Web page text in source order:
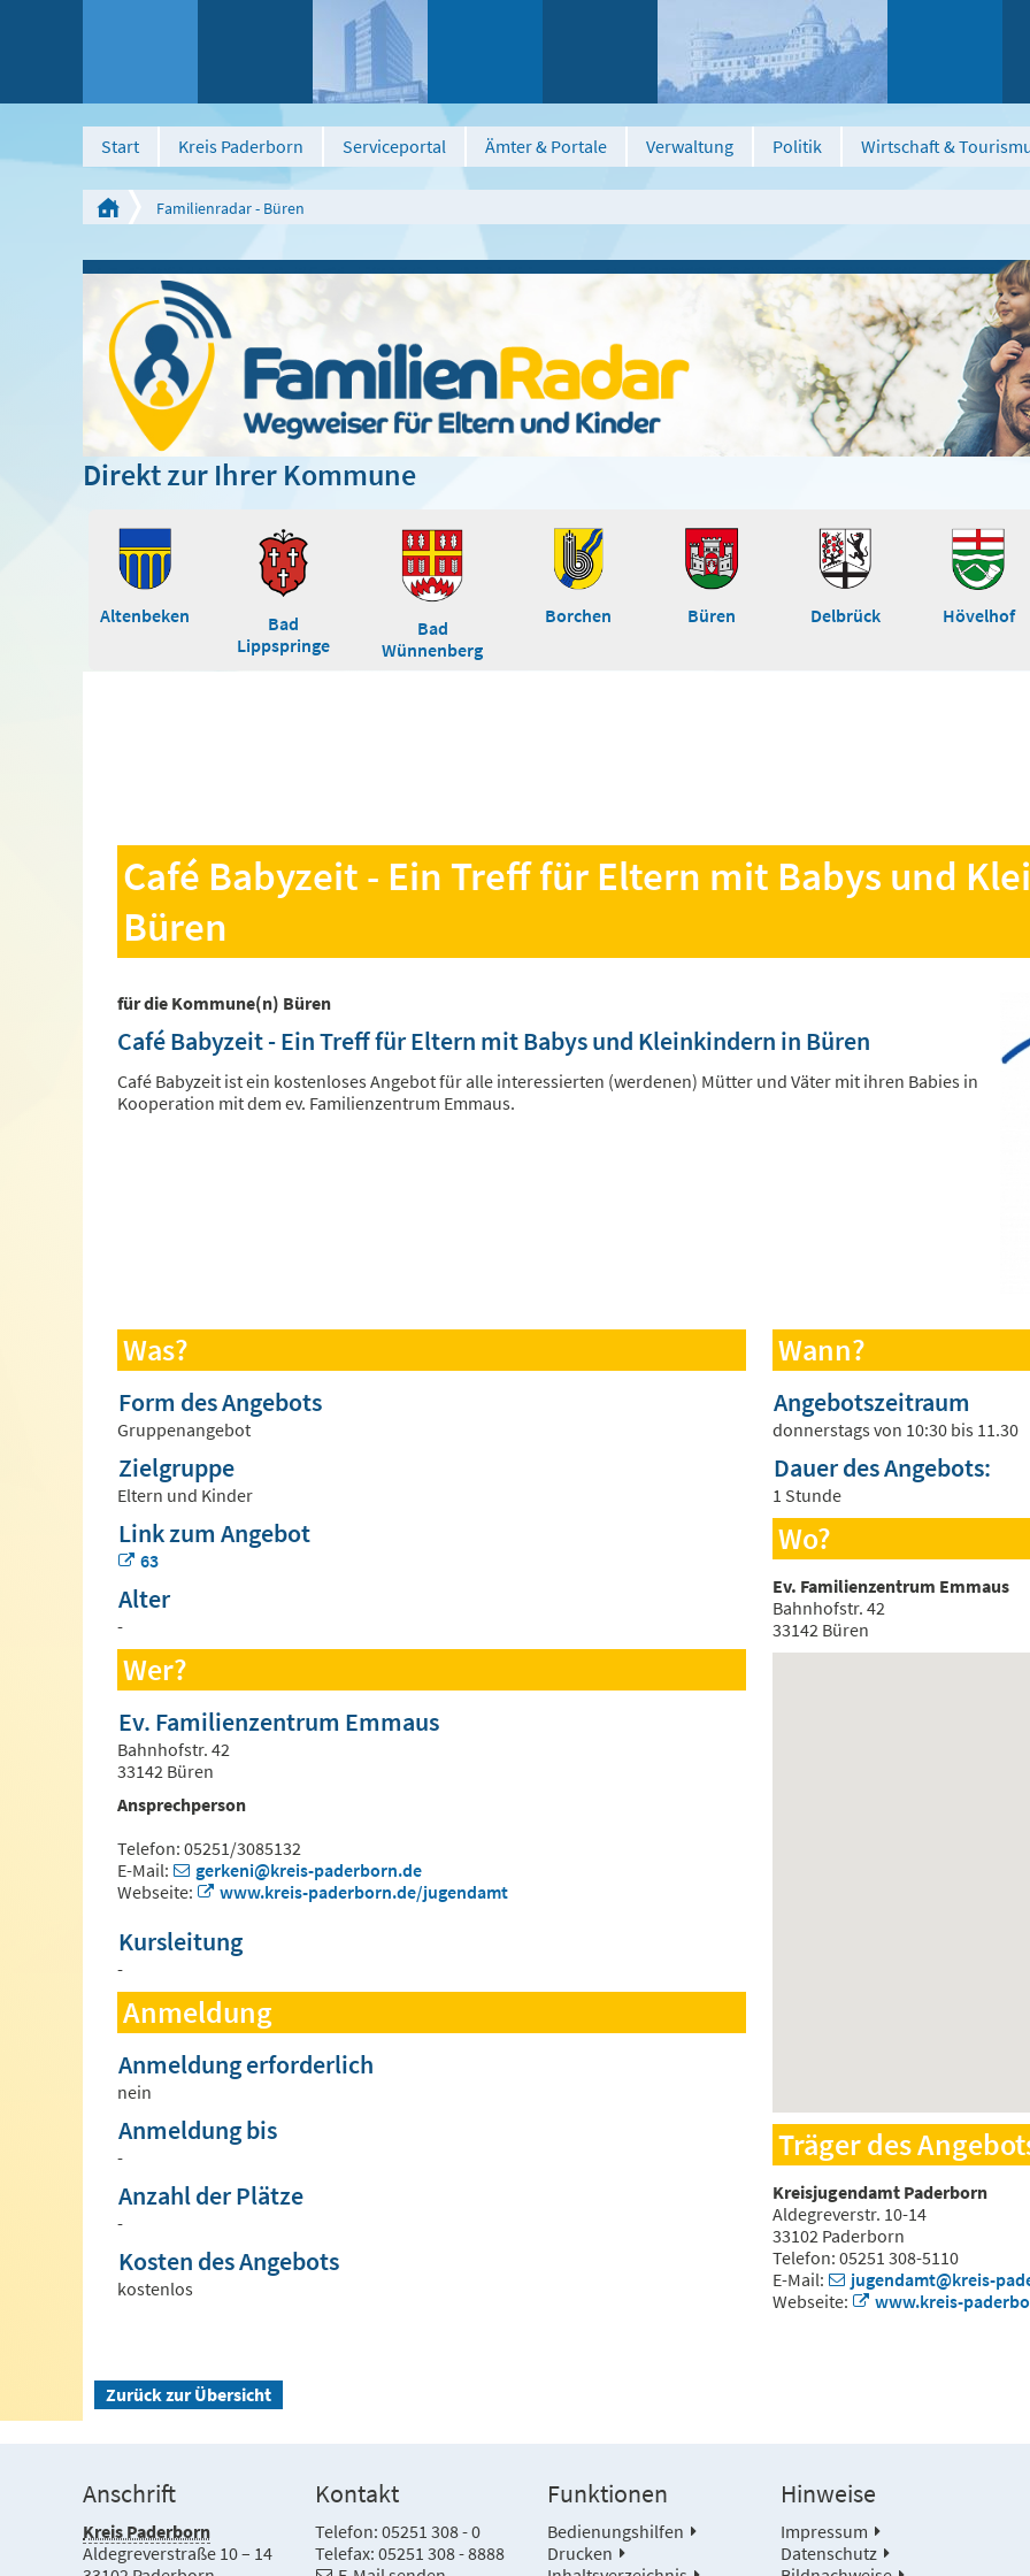
Start Kreis Paderborn Serviceportal Ämter & Portale Verwaltung Politik Wirtschaft &
Familienradar - Büren
Direkt zur Ihrer Kommune
Altenbeken
Bad
Lippspringe
Bad
Wünnenberg
Borchen Büren Delbrück Hövelhof
Café Babyzeit - Ein Treff für Eltern mit Babys und
Büren
für die Kommune(n) Büren
Café Babyzeit - Ein Treff für Eltern mit Babys und Kleinkindern in Büren
Café Babyzeit ist ein kostenloses Angebot für alle interessierten (werdenen) Mütter und Väter mit ihren Babies in
Kooperation mit dem ev. Familienzentrum Emmaus.
Was?
Form des Angebots
Gruppenangebot
Zielgruppe
Eltern und Kinder
Link zum Angebot
63
Alter
-
Wer?
Ev. Familienzentrum Emmaus
Bahnhofstr. 42
33142 Büren
Ansprechperson
Telefon: 05251/3085132
E-Mail:
gerkeni@kreis-paderborn.de
Webseite:
www.kreis-paderborn.de/jugendamt
Kursleitung
-
Anmeldung
Anmeldung erforderlich
nein
Anmeldung bis
-
Anzahl der Plätze
-
Kosten des Angebots
kostenlos
Wann?
Angebotszeitraum
donnerstags von 10:30 bis 11.30
Dauer des Angebots:
1 Stunde
Wo?
Ev. Familienzentrum Emmaus
Bahnhofstr. 42
33142 Büren
Träger des
Kreisjugendamt Paderborn
Aldegreverstr. 10-14
33102 Paderborn
Telefon: 05251 308-5110
E-Mail:
jugendamt@kreis-
Webseite:
www.kreis-
Zurück zur Übersicht
Anschrift
Kreis Paderborn
Aldegreverstraße 10 – 14
Kontakt
Telefon: 05251 308 - 0
Telefax: 05251 308 - 8888
Funktionen
Bedienungshilfen
Drucken
Hinweise
Impressum
Datenschutz